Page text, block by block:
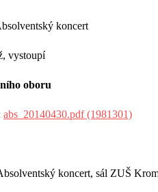
koncert
vystoupí
oboru
abs_20140430.pdf (1981301)
koncert, sál ZUŠ